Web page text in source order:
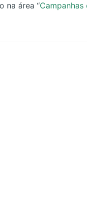
na área “